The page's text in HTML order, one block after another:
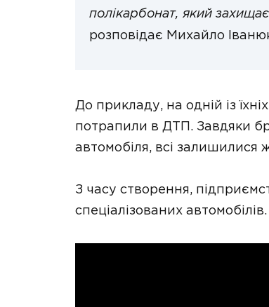
полікарбонат, який
розповідає Михайло
До прикладу, на одній із
потрапили в ДТП. Завдяки
автомобіля, всі залишилися
З часу створення,
спеціалізованих автомобілів.